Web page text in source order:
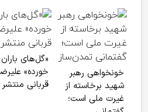
خونخواهی رهبر
شهید برخاسته از
غیرت ملی است؛
«گل‌های باران
خورده»
قربانی